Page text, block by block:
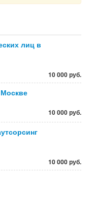
лиц в
10 000 руб.
10 000 руб.
10 000 руб.